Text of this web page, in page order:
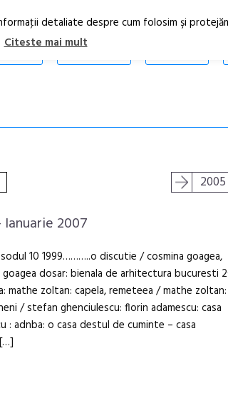
2005
2007
10 1999………..o discutie / cosmina goagea,
dosar: bienala de arhitectura bucuresti
zoltan: capela, remeteea / mathe
/ stefan ghenciulescu: florin adamescu: casa
: adnba: o casa destul de cuminte – casa
detaliate despre cum folosim şi
Citeste mai mult